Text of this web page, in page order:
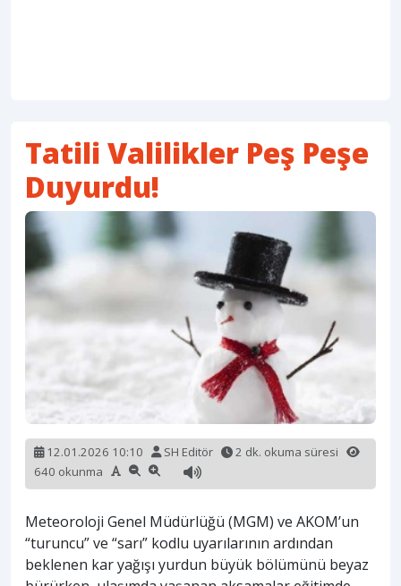
Tatili Valilikler Peş Peşe
Duyurdu!
12.01.2026 10:10 SH Editör
2 dk. okuma süresi
640 okunma
Meteoroloji Genel Müdürlüğü (MGM) ve AKOM’un
“turuncu” ve “sarı” kodlu uyarılarının ardından
beklenen kar yağışı yurdun büyük bölümünü beyaz